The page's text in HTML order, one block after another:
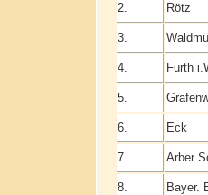
2. Rötz
3.
4. Furth
5.
6. Eck
7. Arber
8. Bayer.